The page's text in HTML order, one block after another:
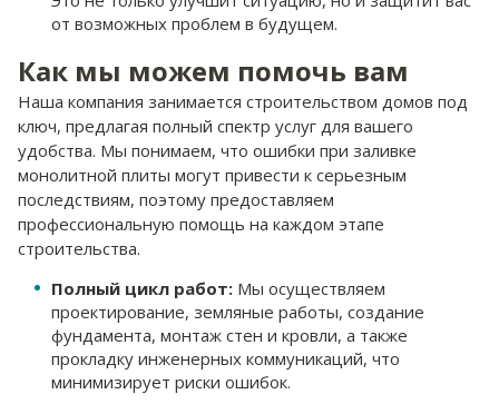
от возможных проблем в будущем.
Как мы можем помочь вам
Наша компания занимается строительством домов под
ключ, предлагая полный спектр услуг для вашего
удобства. Мы понимаем, что ошибки при заливке
монолитной плиты могут привести к серьезным
последствиям, поэтому предоставляем
профессиональную помощь на каждом этапе
строительства.
Полный цикл работ: Мы осуществляем
проектирование, земляные работы, создание
фундамента, монтаж стен и кровли, а также
прокладку инженерных коммуникаций, что
минимизирует риски ошибок.